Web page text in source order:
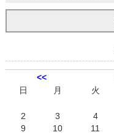
<<
日
月 火
2
3 4
9
10 11